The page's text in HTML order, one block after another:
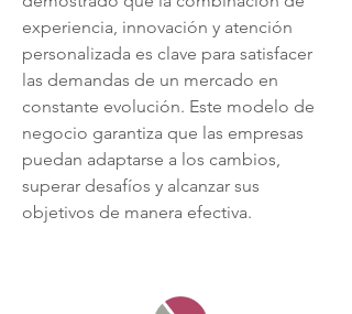
experiencia, innovación y atención
personalizada es clave para satisfacer
las demandas de un mercado en
constante evolución. Este modelo de
negocio garantiza que las empresas
puedan adaptarse a los cambios,
superar desafíos y alcanzar sus
objetivos de manera efectiva.